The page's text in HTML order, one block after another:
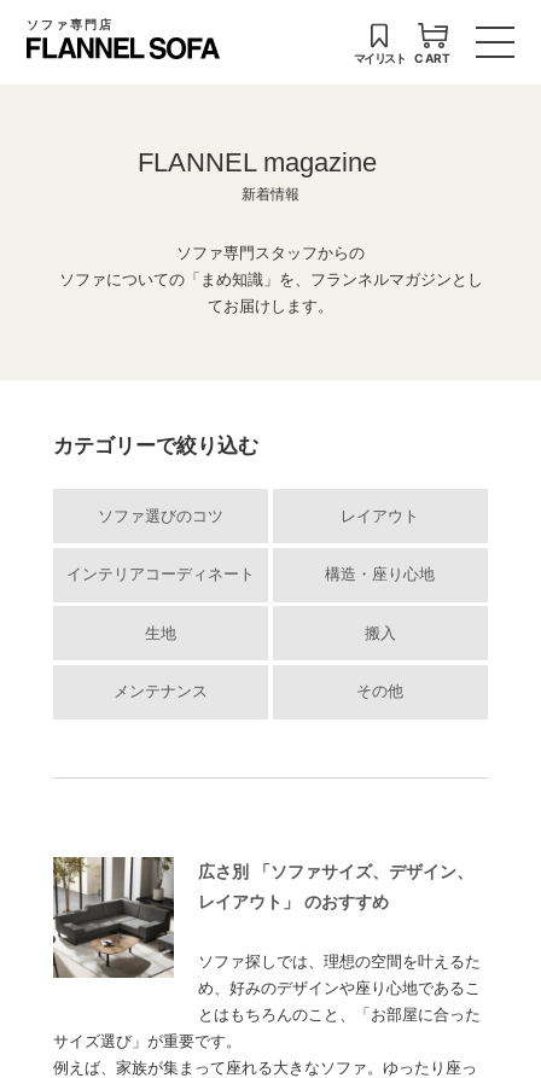
ソファ専門店
マイリスト CART
FLANNEL magazine
新着情報
ソファ専門スタッフからの
ソファについての「まめ知識」を、フランネルマガジンとし
てお届けします。
カテゴリーで絞り込む
ソファ選びのコツ レイアウト
インテリアコーディネート 構造・座り心地
生地 搬入
メンテナンス その他
広さ別 「ソファサイズ、デザイン、
レイアウト」 のおすすめ
ソファ探しでは、理想の空間を叶えるた
め、好みのデザインや座り心地であるこ
とはもちろんのこと、「お部屋に合った
サイズ選び」が重要です。
例えば、家族が集まって座れる大きなソファ。ゆったり座っ